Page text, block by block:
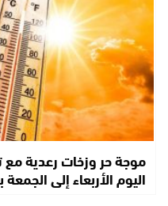
موجة حر وزخات رعدية
اليوم الأربعاء إلى